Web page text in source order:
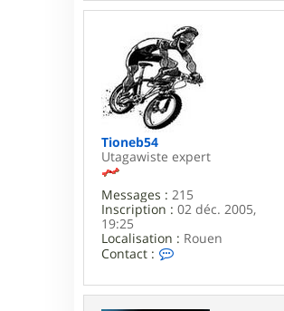
t
a
c
t
e
r
a
r
n
s
8
Tioneb54
Utagawiste expert
Messages : 215
Inscription : 02 déc. 2005,
19:25
Localisation : Rouen
Contact :
t